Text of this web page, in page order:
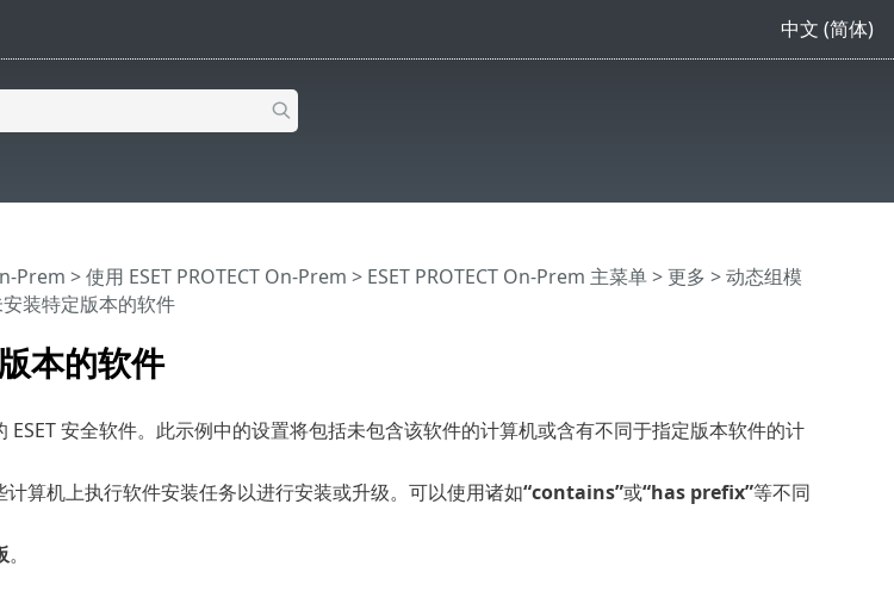
中文 (简体)
本的软件
Prem >使用 ESET PROTECT On-Prem > ESET PROTECT On-Prem 主菜单>更多 >动态组模
装特定版本的软件
ESET 安全软件。此示例中的设置将包括未包含该软件的计算机或含有不同于指定版本软件的计
算机上执行软件安装任务以进行安装或升级。可以使用诸如“contains”或“has prefix”等不同
。